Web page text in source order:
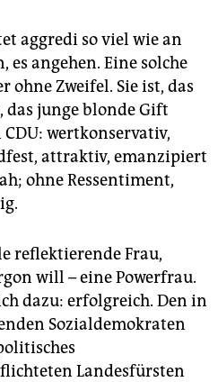
aggredi so viel wie an
es angehen. Eine solche
Zweifel. Sie ist, das
junge blonde Gift
wertkonservativ,
attraktiv, emanzipiert
ohne Ressentiment,
reflektierende Frau,
will – eine Powerfrau.
dazu: erfolgreich. Den in
Sozialdemokraten
Landesfürsten